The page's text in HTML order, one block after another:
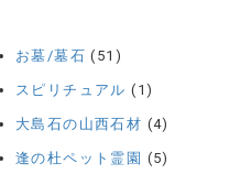
お墓/墓石 (51)
スピリチュアル (1)
大島石の山西石材 (4)
逢の杜ペット霊園 (5)